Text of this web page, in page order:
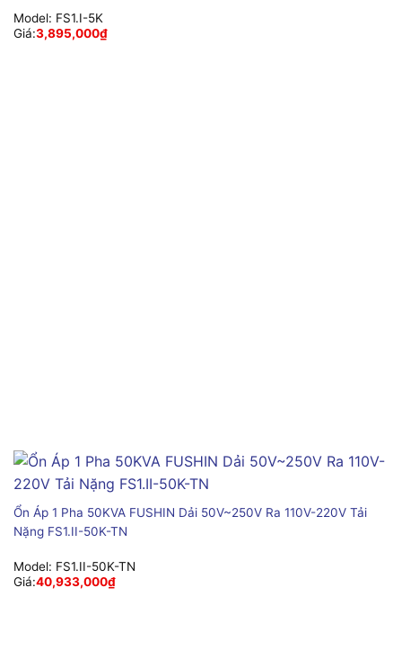
Model: FS1.I-5K
Giá:3,895,000₫
Ổn Áp 1 Pha 50KVA FUSHIN Dải 50V~250V Ra 110V-220V Tải
Nặng FS1.II-50K-TN
Model: FS1.II-50K-TN
Giá:40,933,000₫